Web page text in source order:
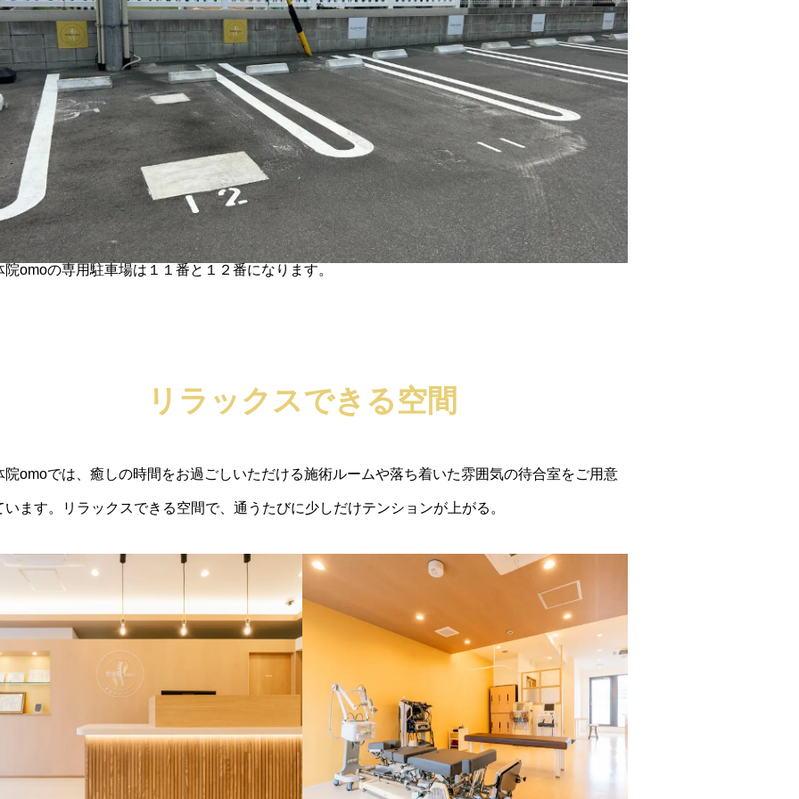
院omoの専用駐車場は１１番と１２番になります。
リラックスできる空間
院omoでは、癒しの時間をお過ごしいただける施術ルームや落ち着いた雰囲気の待合室をご用意
います。リラックスできる空間で、通うたびに少しだけテンションが上がる。